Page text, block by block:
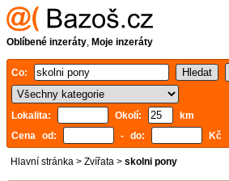
Oblíbené inzeráty, Moje inzeráty
Co:
Lokalita: Okolí:
km
Cena od:
- do: Kč
Hlavní stránka > Zvířata > skolni pony